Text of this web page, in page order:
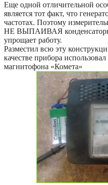
Еще одной отличительной
является тот факт, что
частотах. Поэтому
НЕ ВЫПАИВАЯ конденсаторы
упрощает работу.
Разместил всю эту
качестве прибора
магнитофона «Комета»